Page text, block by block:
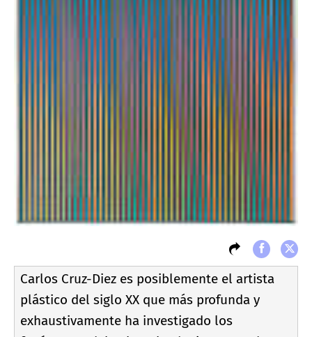
Carlos Cruz-Diez es posiblemente el artista
plástico del siglo XX que más profunda y
exhaustivamente ha investigado los